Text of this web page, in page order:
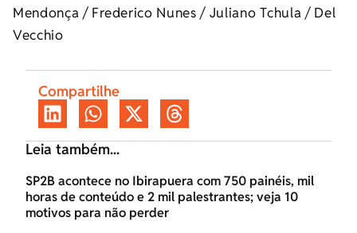
Mendonça / Frederico Nunes / Juliano Tchula / Del
Vecchio
Compartilhe
Leia também...
SP2B acontece no Ibirapuera com 750 painéis, mil
horas de conteúdo e 2 mil palestrantes; veja 10
motivos para não perder